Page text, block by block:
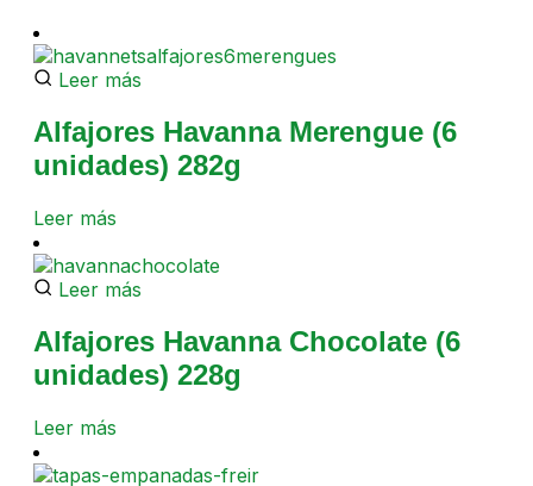
Leer más
Alfajores Havanna Merengue (6
unidades) 282g
Leer más
Leer más
Alfajores Havanna Chocolate (6
unidades) 228g
Leer más